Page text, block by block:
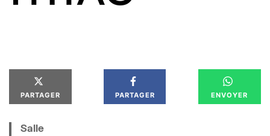
PARTAGER PARTAGER ENVOYER
Salle